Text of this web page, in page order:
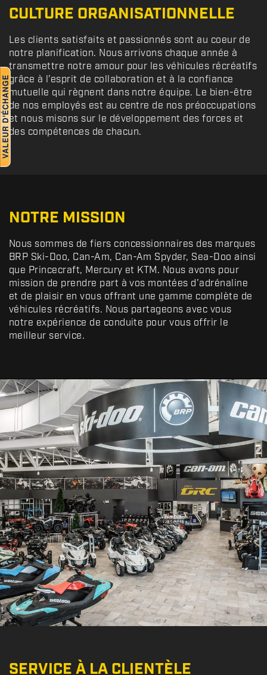
CULTURE ORGANISATIONNELLE
Les clients satisfaits et passionnés sont au coeur de
notre planification. Nous arrivons chaque année à
transmettre notre amour pour les véhicules récréatifs
grâce à l’esprit de collaboration et à la confiance
mutuelle qui règnent dans notre équipe. Le bien-être
de nos employés est au centre de nos préoccupations
et nous misons sur le développement des forces et
des compétences de chacun.
NOTRE MISSION
Nous sommes de fiers concessionnaires des marques
BRP Ski-Doo, Can-Am, Can-Am Spyder, Sea-Doo ainsi
que Princecraft, Mercury et KTM. Nous avons pour
mission de prendre part à vos montées d’adrénaline
et de plaisir en vous offrant une gamme complète de
véhicules récréatifs. Nous partageons avec vous
notre expérience de conduite pour vous offrir le
meilleur service.
SERVICE À LA CLIENTÈLE